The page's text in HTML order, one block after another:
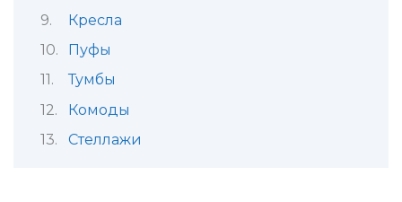
Кресла
Пуфы
Тумбы
Комоды
Стеллажи